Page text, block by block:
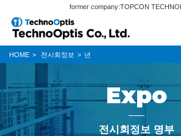
former company:TOPCON
HOME 전시회정보 년
Expo
전시회정보 명부